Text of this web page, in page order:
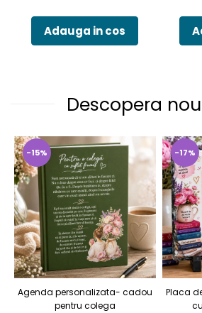
Adauga in cos
Descopera
-15%
Agenda personalizata- cadou
pentru colega
-17%
Placa